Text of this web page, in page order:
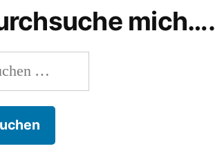
werfen
mich….